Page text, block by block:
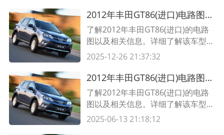
2012年丰田GT86(进口)电路图及相关信息
了解2012年丰田GT86(进口)的电路
图以及相关信息。详细了解该车型的
电子系统和复杂的电路配置。
2025-12-26 21:37:32
2012年丰田GT86(进口)电路图及相关信息
了解2012年丰田GT86(进口)的电路
图以及相关信息。详细了解该车型的
电子系统和复杂的电路配置。
2025-06-13 21:18:12